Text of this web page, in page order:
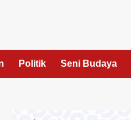
Politik Seni Budaya